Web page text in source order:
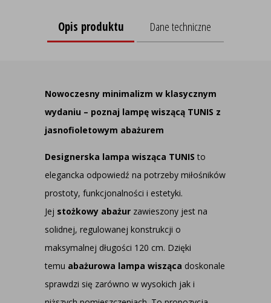
Opis produktu Dane techniczne
Nowoczesny minimalizm w klasycznym
wydaniu – poznaj lampę wiszącą TUNIS z
jasnofioletowym abażurem
Designerska lampa wisząca TUNIS to
elegancka odpowiedź na potrzeby miłośników
prostoty, funkcjonalności i estetyki.
Jej stożkowy abażur zawieszony jest na
solidnej, regulowanej konstrukcji o
maksymalnej długości 120 cm. Dzięki
temu abażurowa lampa wisząca doskonale
sprawdzi się zarówno w wysokich jak i